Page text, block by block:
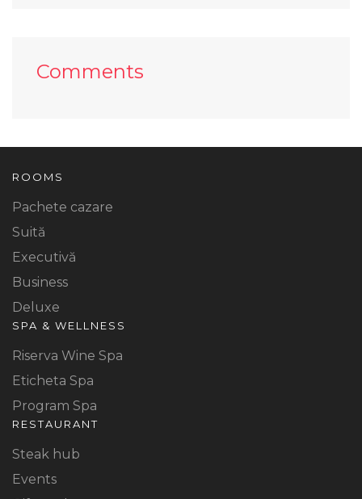
Comments
ROOMS
Pachete cazare
Suită
Executivă
Business
Deluxe
SPA & WELLNESS
Riserva Wine Spa
Eticheta Spa
Program Spa
RESTAURANT
Steak hub
Events